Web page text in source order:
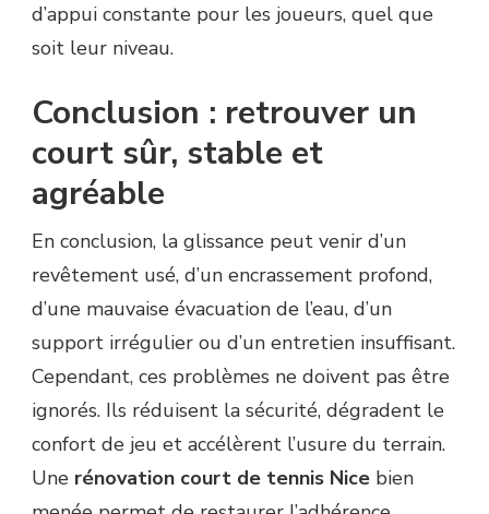
d’appui constante pour les joueurs, quel que
soit leur niveau.
Conclusion : retrouver un
court sûr, stable et
agréable
En conclusion, la glissance peut venir d’un
revêtement usé, d’un encrassement profond,
d’une mauvaise évacuation de l’eau, d’un
support irrégulier ou d’un entretien insuffisant.
Cependant, ces problèmes ne doivent pas être
ignorés. Ils réduisent la sécurité, dégradent le
confort de jeu et accélèrent l’usure du terrain.
Une rénovation court de tennis Nice bien